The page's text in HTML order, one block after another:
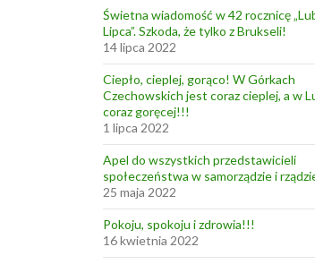
Świetna wiadomość w 42 rocznicę
Lipca”. Szkoda, że tylko z Brukseli!
14 lipca 2022
Ciepło, cieplej, gorąco! W Górkach
Czechowskich jest coraz cieplej, a w
coraz goręcej!!!
1 lipca 2022
Apel do wszystkich przedstawicieli
społeczeństwa w samorządzie i
25 maja 2022
Pokoju, spokoju i zdrowia!!!
16 kwietnia 2022